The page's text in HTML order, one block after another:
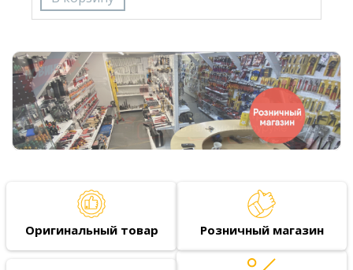
Оригинальный товар Розничный магазин